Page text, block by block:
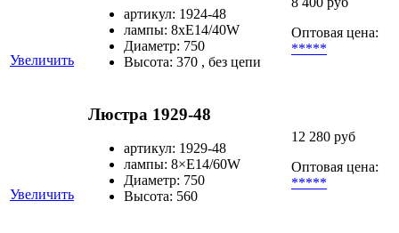
Увеличить
артикул: 1924-48
лампы: 8хE14/40W
Диаметр: 750
Высота: 370 , без цепи
Оптовая цена:
*****
Увеличить
Люстра 1929-48
артикул: 1929-48
лампы: 8×Е14/60W
Диаметр: 750
Высота: 560
12 280 руб
Оптовая цена:
*****